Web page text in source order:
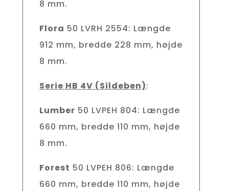
8 mm.
Flora 50 LVRH 2554: Længde
912 mm, bredde 228 mm, højde
8 mm.
Serie HB 4V (Sildeben):
Lumber 50 LVPEH 804: Længde
660 mm, bredde 110 mm, højde
8 mm.
Forest 50 LVPEH 806: Længde
660 mm, bredde 110 mm, højde